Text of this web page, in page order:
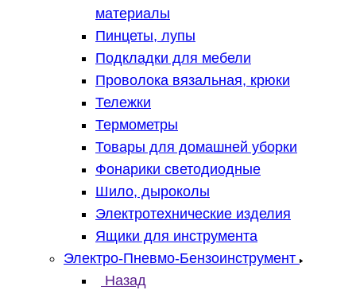
материалы
Пинцеты, лупы
Подкладки для мебели
Проволока вязальная, крюки
Тележки
Термометры
Товары для домашней уборки
Фонарики светодиодные
Шило, дыроколы
Электротехнические изделия
Ящики для инструмента
Электро-Пневмо-Бензоинструмент
Назад